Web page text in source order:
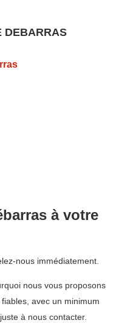
DEBARRAS
à votre
nous immédiatement.
nous vous proposons
avec un minimum
à nous contacter.